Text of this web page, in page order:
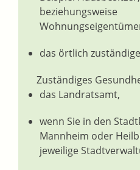
beziehungsweise
das örtlich
Zuständiges
das Landratsamt,
wenn Sie in den
Mannheim oder
jeweilige